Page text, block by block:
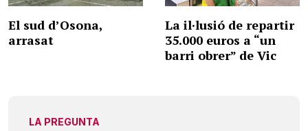
El sud d’Osona,
arrasat
La il·lusió de repartir
35.000 euros a “un
barri obrer” de Vic
LA PREGUNTA